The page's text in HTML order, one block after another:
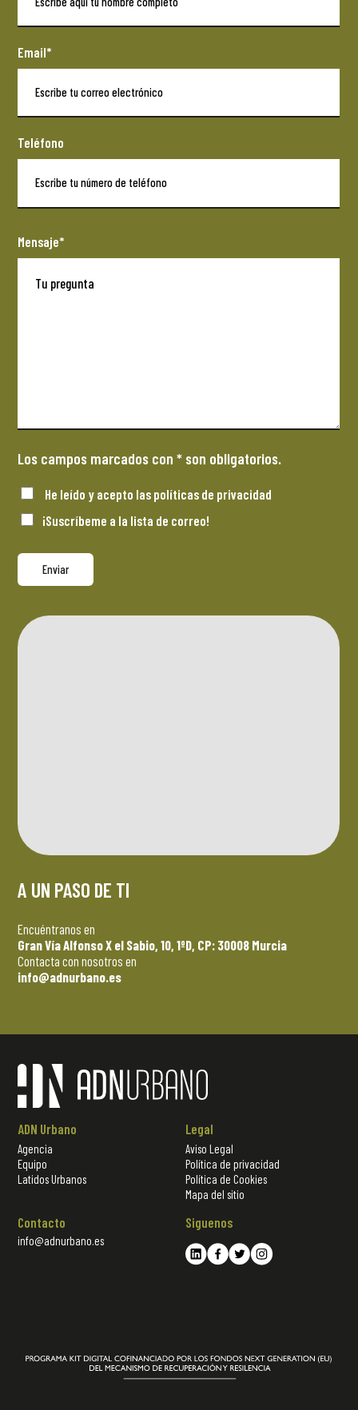
Email*
Teléfono
Mensaje*
Los campos marcados con * son obligatorios.
He leído y acepto las políticas de privacidad
¡Suscríbeme a la lista de correo!
A UN PASO DE TI
Encuéntranos en
Gran Vía Alfonso X el Sabio, 10, 1ºD, CP: 30008 Murcia
Contacta con nosotros en
info@adnurbano.es
ADN Urbano
Agencia
Equipo
Latidos Urbanos
Legal
Aviso Legal
Política de privacidad
Política de Cookies
Mapa del sitio
Contacto
info@adnurbano.es
Siguenos